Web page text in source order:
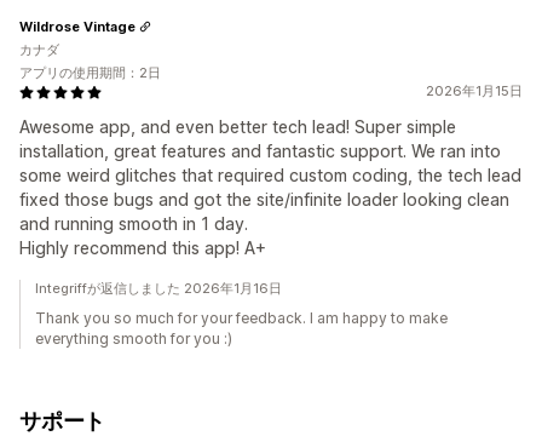
2026年1月15日
Awesome app, and even better tech lead! Super simple
installation, great features and fantastic support. We ran into
some weird glitches that required custom coding, the tech lead
fixed those bugs and got the site/infinite loader looking clean
and running smooth in 1 day.
Highly recommend this app! A+
Wildrose Vintage
カナダ
アプリの使用期間：2日
Integriffが返信しました 2026年1月16日
Thank you so much for your feedback. I am happy to make
everything smooth for you :)
サポート